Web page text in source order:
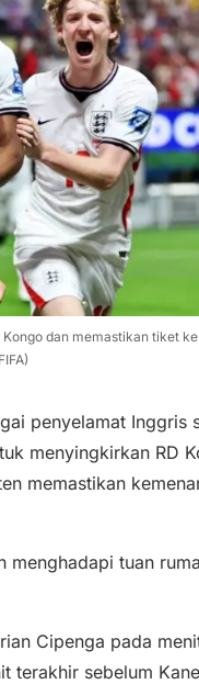
dan memastikan tiket
penyelamat Inggris
menyingkirkan RD
memastikan
menghadapi tuan
Cipenga pada
terakhir sebelum Kane